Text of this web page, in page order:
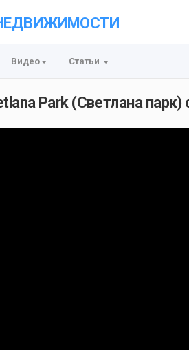
Видео Статьи
Park (Светлана парк)